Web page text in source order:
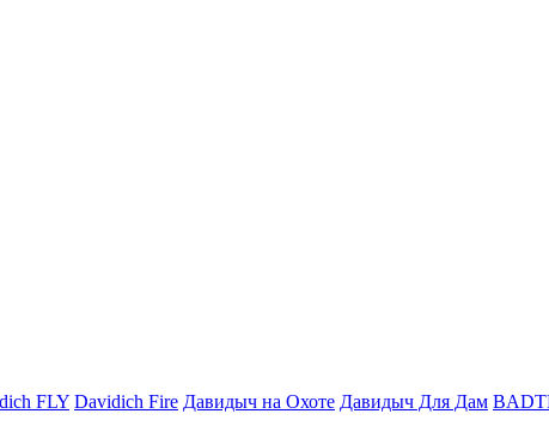
FLY Davidich Fire Давидыч на Охоте Давидыч Для Дам